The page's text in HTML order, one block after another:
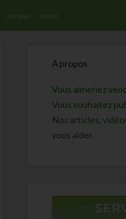
A propos Contact
Sidebar
A propos
Vous aimeriez
Vous souhaitez
Nos articles,
vous aider.